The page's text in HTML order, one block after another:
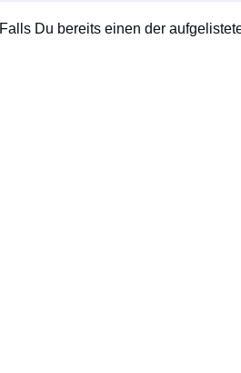
Falls Du bereits einen der